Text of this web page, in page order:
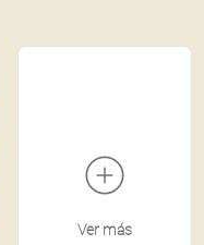
Ver más